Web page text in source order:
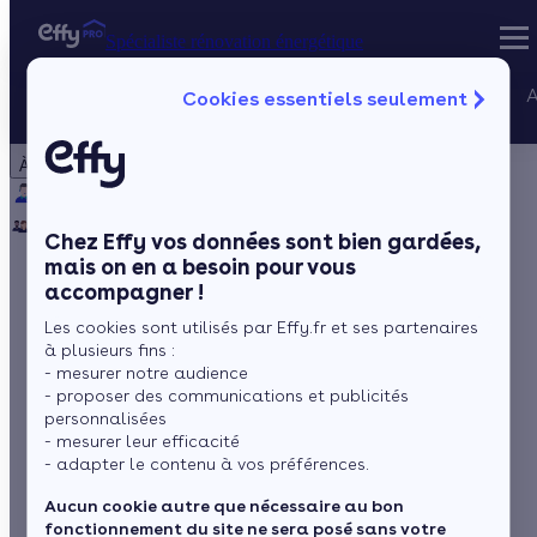
Cookies essentiels seulement
Chez Effy vos données sont bien gardées,
mais on en a besoin pour vous
accompagner !
Les cookies sont utilisés par Effy.fr et ses partenaires
à plusieurs fins :
- mesurer notre audience
- proposer des communications et publicités
personnalisées
- mesurer leur efficacité
- adapter le contenu à vos préférences.
Aucun cookie autre que nécessaire au bon
fonctionnement du site ne sera posé sans votre
À propos
Notre équipe
Rejoignez-nous Presse
Spécialiste rénovation énergétique Nos services
Spécialiste rénovation énergétique
Rénovation
énergétique :
FEEBAT
accompagne la
montée en